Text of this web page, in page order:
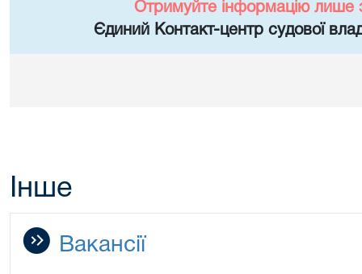
Отримуйте інформацію лише
Єдиний Контакт-центр судової
Інше
Вакансії